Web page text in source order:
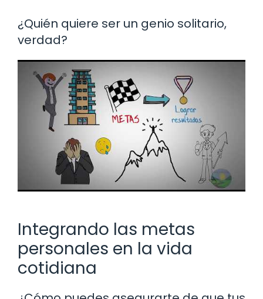
¿Quién quiere ser un genio solitario,
verdad?
Integrando las metas
personales en la vida
cotidiana